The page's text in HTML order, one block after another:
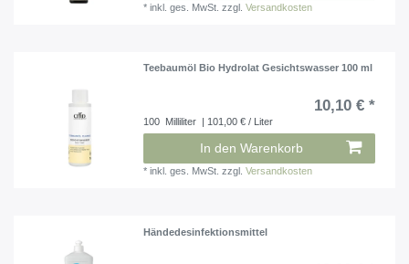
*inkl. ges. MwSt. zzgl.Versandkosten
Teebaumöl Bio Hydrolat Gesichtswasser 100 ml
10,10 € *
100 Milliliter | 101,00 € / Liter
In den Warenkorb
*inkl. ges. MwSt. zzgl.Versandkosten
Händedesinfektionsmittel